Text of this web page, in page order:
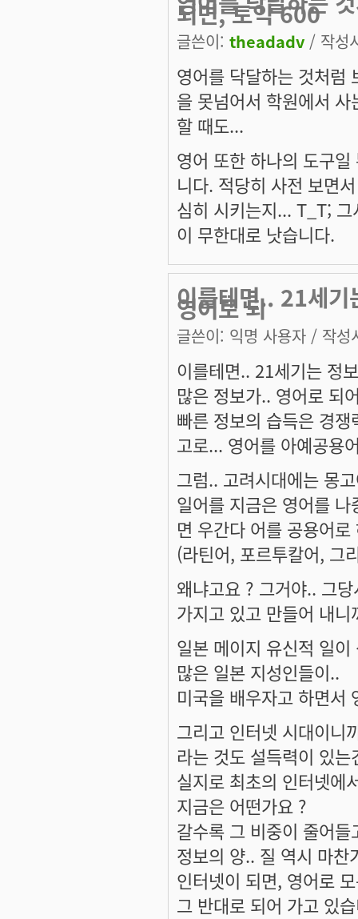
되면, 토익 600
글쓴이: theadadv / 작성
영어를 닥달하는 것처럼
을 못넘어서 학원에서
할 때도...
영어 또한 하나의 도구
니다. 적당히 사전 보면
심히 시키는지... T_T;
이 무한대로 낫습니다.
이를테면.. 21세
영어로 되
글쓴이: 익명 사용자 / 작성
이를테면.. 21세기는 정
많은 정보가.. 영어로 되
빠른 정보의 습득은 경
고로... 영어를 아예공용
그럼.. 고려시대에는 몽
일어를 지금은 영어를
면 우간다 어를 공용어
(라틴어, 포르투칼어, 그
왜냐고요 ? 그거야.. 그
가지고 있고 만들어 내
일본 메이지 유신적 일
많은 일본 지성인들이..
미국을 배우자고 하면서
그리고 인터넷 시대이니
라는 것도 설득력이 있
실지로 최초의 인터넷에
지금은 어떤가요 ?
갈수록 그 비중이 줄어들
정보의 양.. 질 역시 마찬
인터넷이 되면, 영어로
그 반대로 되어 가고 있